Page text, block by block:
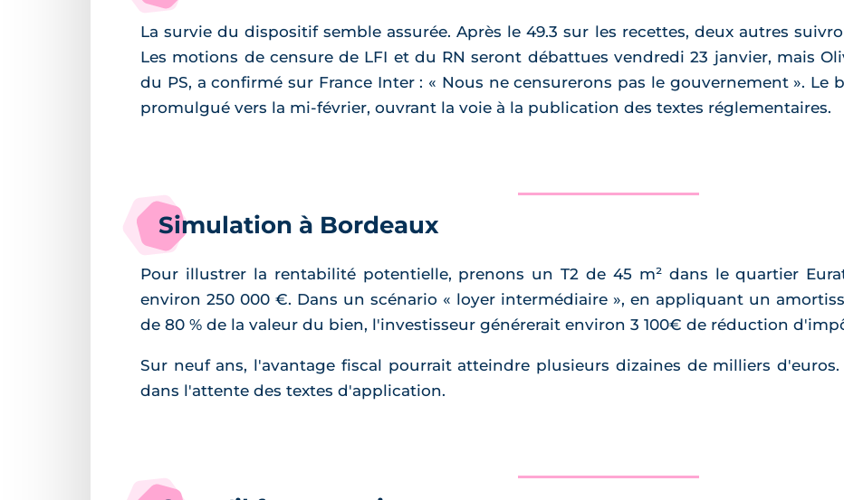
La survie du dispositif semble assurée. Après le 49.3 sur les recettes, deux autres
Les motions de censure de LFI et du RN seront débattues vendredi 23 janvier, mais
du PS, a confirmé sur France Inter : « Nous ne censurerons pas le gouvernement ». Le
promulgué vers la mi-février, ouvrant la voie à la publication des textes réglementaires.
Simulation à Bordeaux
Pour illustrer la rentabilité potentielle, prenons un T2 de 45 m² dans le quartier
environ 250 000 €. Dans un scénario « loyer intermédiaire », en appliquant un
de 80 % de la valeur du bien, l'investisseur générerait environ 3 100€ de réduction
Sur neuf ans, l'avantage fiscal pourrait atteindre plusieurs dizaines de milliers
dans l'attente des textes d'application.